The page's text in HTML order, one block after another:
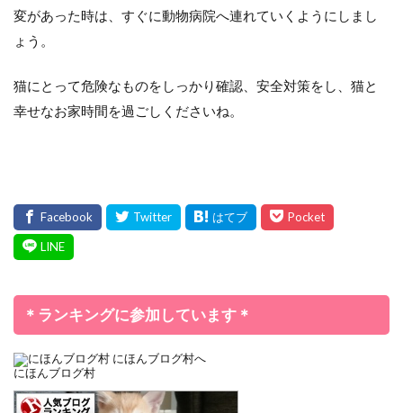
変があった時は、すぐに動物病院へ連れていくようにしまし
ょう。
猫にとって危険なものをしっかり確認、安全対策をし、猫と
幸せなお家時間を過ごしくださいね。
＊ランキングに参加しています＊
にほんブログ村